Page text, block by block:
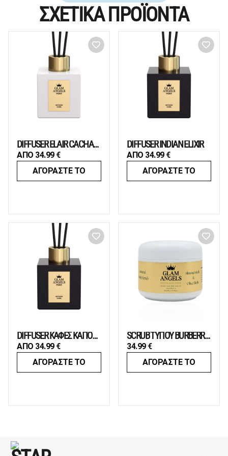
ΣΧΕΤΙΚΑ ΠΡΟΪΟΝΤΑ
DIFFUSER ELAIR CACHAREL
ΑΠΟ 34.99 €
ΑΓΟΡΑΣΤΕ ΤΟ
DIFFUSER INDIAN ELIXIR
ΑΠΟ 34.99 €
ΑΓΟΡΑΣΤΕ ΤΟ
DIFFUSER ΚΑΦΕΣ ΚΑΠΟΥΤΣΙΝΟ
ΑΠΟ 34.99 €
ΑΓΟΡΑΣΤΕ ΤΟ
SCRUB TΥΠΟΥ BURBERRY ΗER
34.99 €
ΑΓΟΡΑΣΤΕ ΤΟ